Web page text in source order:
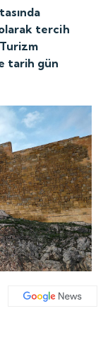
tercih
tarih gün